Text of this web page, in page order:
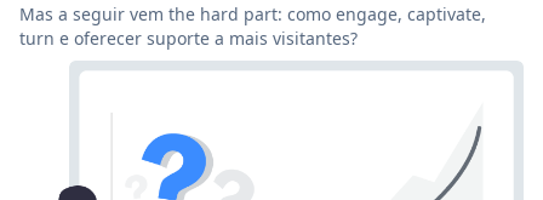
Mas a seguir vem the hard part: como engage, captivate,
turn e oferecer suporte a mais visitantes?